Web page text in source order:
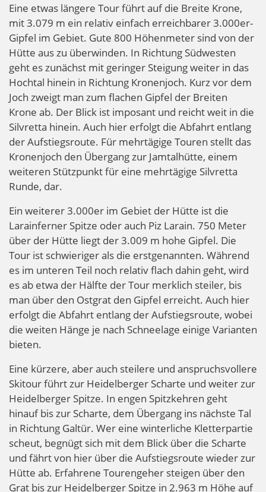
Eine etwas längere Tour führt auf die Breite Krone,
mit 3.079 m ein relativ einfach erreichbarer 3.000er-
Gipfel im Gebiet. Gute 800 Höhenmeter sind von der
Hütte aus zu überwinden. In Richtung Südwesten
geht es zunächst mit geringer Steigung weiter in das
Hochtal hinein in Richtung Kronenjoch. Kurz vor dem
Joch zweigt man zum flachen Gipfel der Breiten
Krone ab. Der Blick ist imposant und reicht weit in die
Silvretta hinein. Auch hier erfolgt die Abfahrt entlang
der Aufstiegsroute. Für mehrtägige Touren stellt das
Kronenjoch den Übergang zur Jamtalhütte, einem
weiteren Stützpunkt für eine mehrtägige Silvretta
Runde, dar.
Ein weiterer 3.000er im Gebiet der Hütte ist die
Larainferner Spitze oder auch Piz Larain. 750 Meter
über der Hütte liegt der 3.009 m hohe Gipfel. Die
Tour ist schwieriger als die erstgenannten. Während
es im unteren Teil noch relativ flach dahin geht, wird
es ab etwa der Hälfte der Tour merklich steiler, bis
man über den Ostgrat den Gipfel erreicht. Auch hier
erfolgt die Abfahrt entlang der Aufstiegsroute, wobei
die weiten Hänge je nach Schneelage einige Varianten
bieten.
Eine kürzere, aber auch steilere und anspruchsvollere
Skitour führt zur Heidelberger Scharte und weiter zur
Heidelberger Spitze. In engen Spitzkehren geht
hinauf bis zur Scharte, dem Übergang ins nächste Tal
in Richtung Galtür. Wer eine winterliche Kletterpartie
scheut, begnügt sich mit dem Blick über die Scharte
und fährt von hier über die Aufstiegsroute wieder zur
Hütte ab. Erfahrene Tourengeher steigen über den
Grat bis zur Heidelberger Spitze in 2.963 m Höhe auf